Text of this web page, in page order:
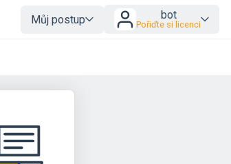
Můj postup bot
Pořiďte si licenci